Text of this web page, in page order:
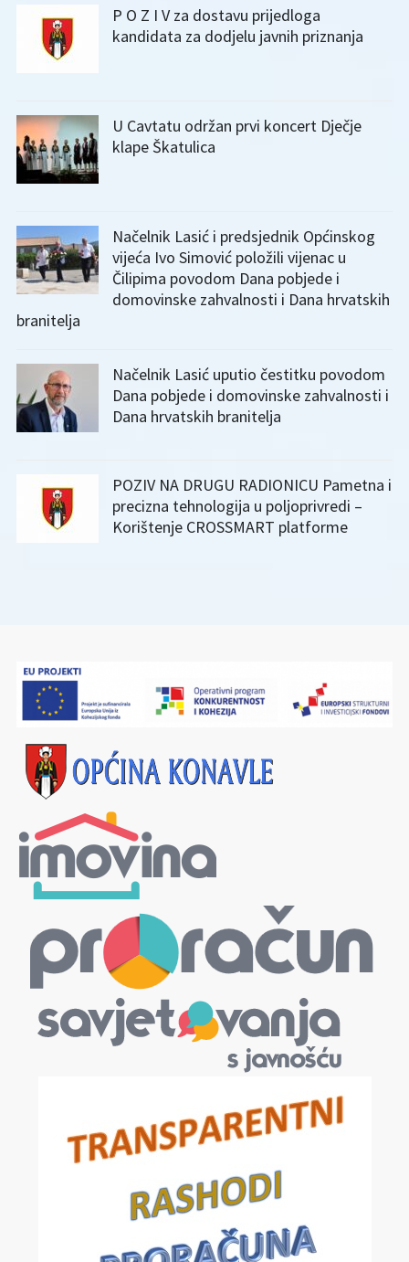
P O Z I V za dostavu prijedloga
kandidata za dodjelu javnih priznanja
U Cavtatu održan prvi koncert Dječje
klape Škatulica
Načelnik Lasić i predsjednik Općinskog
vijeća Ivo Simović položili vijenac u
Čilipima povodom Dana pobjede i
domovinske zahvalnosti i Dana hrvatskih
branitelja
Načelnik Lasić uputio čestitku povodom
Dana pobjede i domovinske zahvalnosti i
Dana hrvatskih branitelja
POZIV NA DRUGU RADIONICU Pametna i
precizna tehnologija u poljoprivredi –
Korištenje CROSSMART platforme